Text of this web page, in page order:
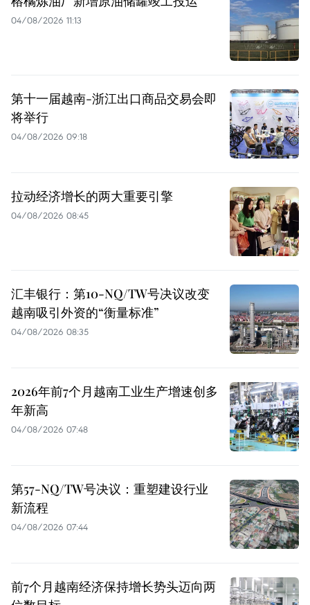
04/08/2026 11:13
第十一届越南-浙江出口商品交易会即
将举行
04/08/2026 09:18
拉动经济增长的两大重要引擎
04/08/2026 08:45
汇丰银行：第10-NQ/TW号决议改变
越南吸引外资的“衡量标准”
04/08/2026 08:35
2026年前7个月越南工业生产增速创多
年新高
04/08/2026 07:48
第57-NQ/TW号决议：重塑建设行业
新流程
04/08/2026 07:44
前7个月越南经济保持增长势头迈向两